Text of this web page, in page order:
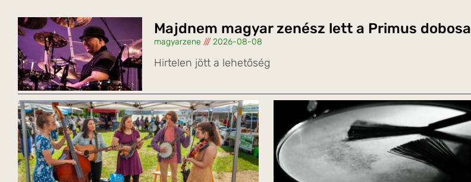
Majdnem magyar zenész lett a Primus dobosa
magyarzene 2026-08-08
Hirtelen jött a lehetőség